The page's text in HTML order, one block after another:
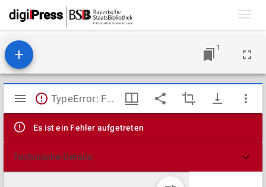
1
Mirador
Viewer
TypeError: Failed to fetch
Es ist ein Fehler aufgetreten
Technische Details